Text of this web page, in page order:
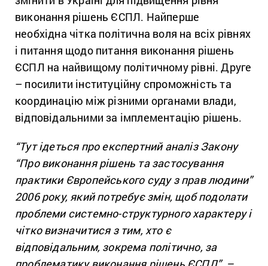
виконання рішень ЄСПЛ. Найперше
необхідна чітка політична воля на всіх рівнях
і питання щодо питання виконання рішень
ЄСПЛ на найвищому політичному рівні. Друге
– посилити інституційну спроможність та
координацію між різними органами влади,
відповідальними за імплементацію рішень.
“Тут ідеться про експертний аналіз Закону
“Про виконання рішень та застосування
практики Європейського суду з прав людини”
2006 року, який потребує змін, щоб подолати
проблеми системно-структурного характеру і
чітко визначитися з тим, хто є
відповідальним, зокрема політично, за